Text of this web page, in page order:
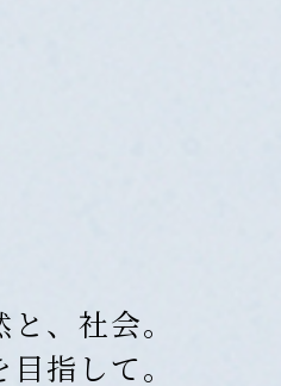
、社会。
指して。